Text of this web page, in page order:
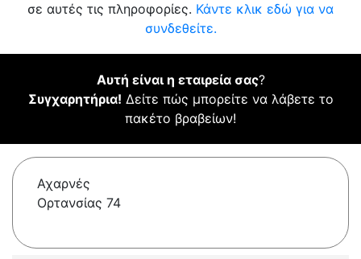
σε αυτές τις πληροφορίες. Κάντε κλικ εδώ για να
συνδεθείτε.
Αυτή είναι η εταιρεία σας?
Συγχαρητήρια! Δείτε πώς μπορείτε να λάβετε το
πακέτο βραβείων!
Αχαρνές
Ορτανσίας 74